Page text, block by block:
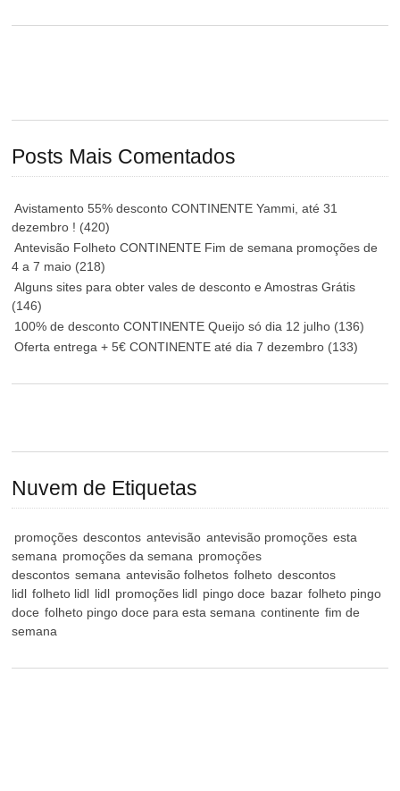
Posts Mais Comentados
Avistamento 55% desconto CONTINENTE Yammi, até 31
dezembro ! (420)
Antevisão Folheto CONTINENTE Fim de semana promoções de
4 a 7 maio (218)
Alguns sites para obter vales de desconto e Amostras Grátis
(146)
100% de desconto CONTINENTE Queijo só dia 12 julho (136)
Oferta entrega + 5€ CONTINENTE até dia 7 dezembro (133)
Nuvem de Etiquetas
promoções descontos antevisão antevisão promoções esta
semana promoções da semana promoções
descontos semana antevisão folhetos folheto descontos
lidl folheto lidl lidl promoções lidl pingo doce bazar folheto pingo
doce folheto pingo doce para esta semana continente fim de
semana